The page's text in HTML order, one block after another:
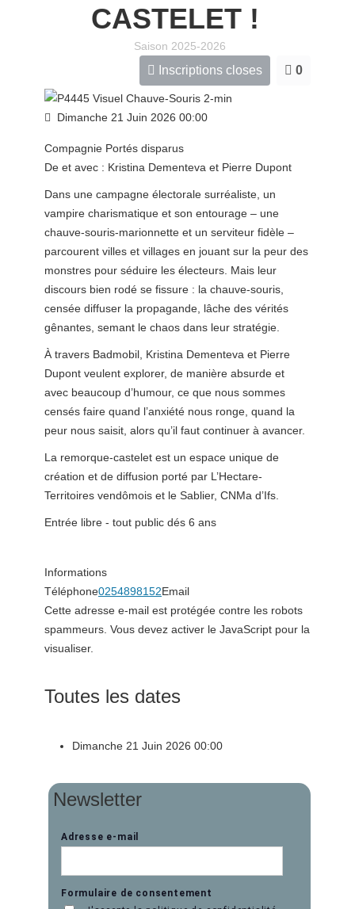
CASTELET !
Saison 2025-2026
Inscriptions closes 0
Dimanche 21 Juin 2026 00:00
Compagnie Portés disparus
De et avec : Kristina Dementeva et Pierre Dupont
Dans une campagne électorale surréaliste, un
vampire charismatique et son entourage – une
chauve-souris-marionnette et un serviteur fidèle –
parcourent villes et villages en jouant sur la peur des
monstres pour séduire les électeurs. Mais leur
discours bien rodé se fissure : la chauve-souris,
censée diffuser la propagande, lâche des vérités
gênantes, semant le chaos dans leur stratégie.
À travers Badmobil, Kristina Dementeva et Pierre
Dupont veulent explorer, de manière absurde et
avec beaucoup d’humour, ce que nous sommes
censés faire quand l’anxiété nous ronge, quand la
peur nous saisit, alors qu’il faut continuer à avancer.
La remorque-castelet est un espace unique de
création et de diffusion porté par L’Hectare-
Territoires vendômois et le Sablier, CNMa d’Ifs.
Entrée libre - tout public dés 6 ans
Informations
Téléphone0254898152Email
Cette adresse e-mail est protégée contre les robots
spammeurs. Vous devez activer le JavaScript pour la
visualiser.
Toutes les dates
Dimanche 21 Juin 2026 00:00
Newsletter